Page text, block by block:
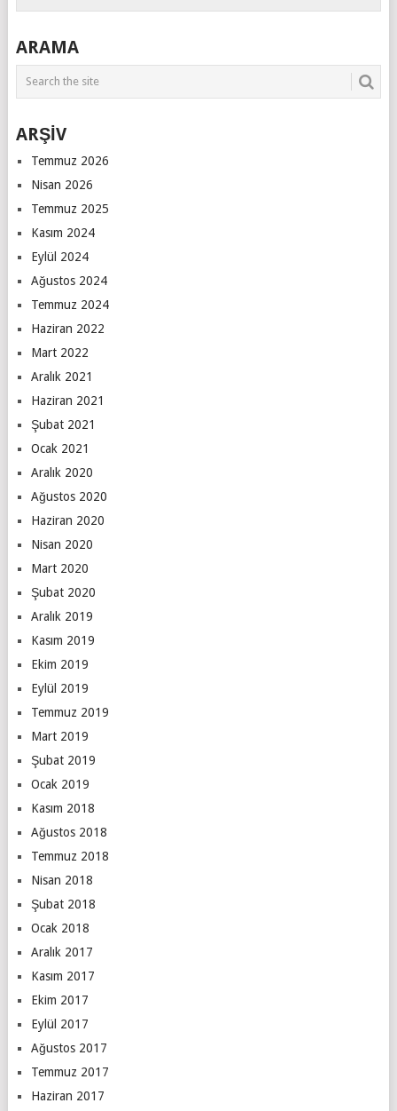
ARAMA
ARŞİV
Temmuz 2026
Nisan 2026
Temmuz 2025
Kasım 2024
Eylül 2024
Ağustos 2024
Temmuz 2024
Haziran 2022
Mart 2022
Aralık 2021
Haziran 2021
Şubat 2021
Ocak 2021
Aralık 2020
Ağustos 2020
Haziran 2020
Nisan 2020
Mart 2020
Şubat 2020
Aralık 2019
Kasım 2019
Ekim 2019
Eylül 2019
Temmuz 2019
Mart 2019
Şubat 2019
Ocak 2019
Kasım 2018
Ağustos 2018
Temmuz 2018
Nisan 2018
Şubat 2018
Ocak 2018
Aralık 2017
Kasım 2017
Ekim 2017
Eylül 2017
Ağustos 2017
Temmuz 2017
Haziran 2017